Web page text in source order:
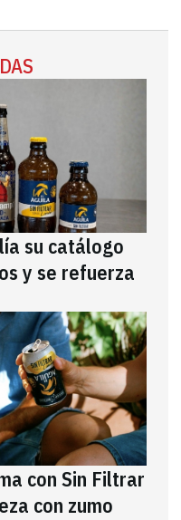
su catálogo
y se refuerza
con Sin Filtrar
con zumo